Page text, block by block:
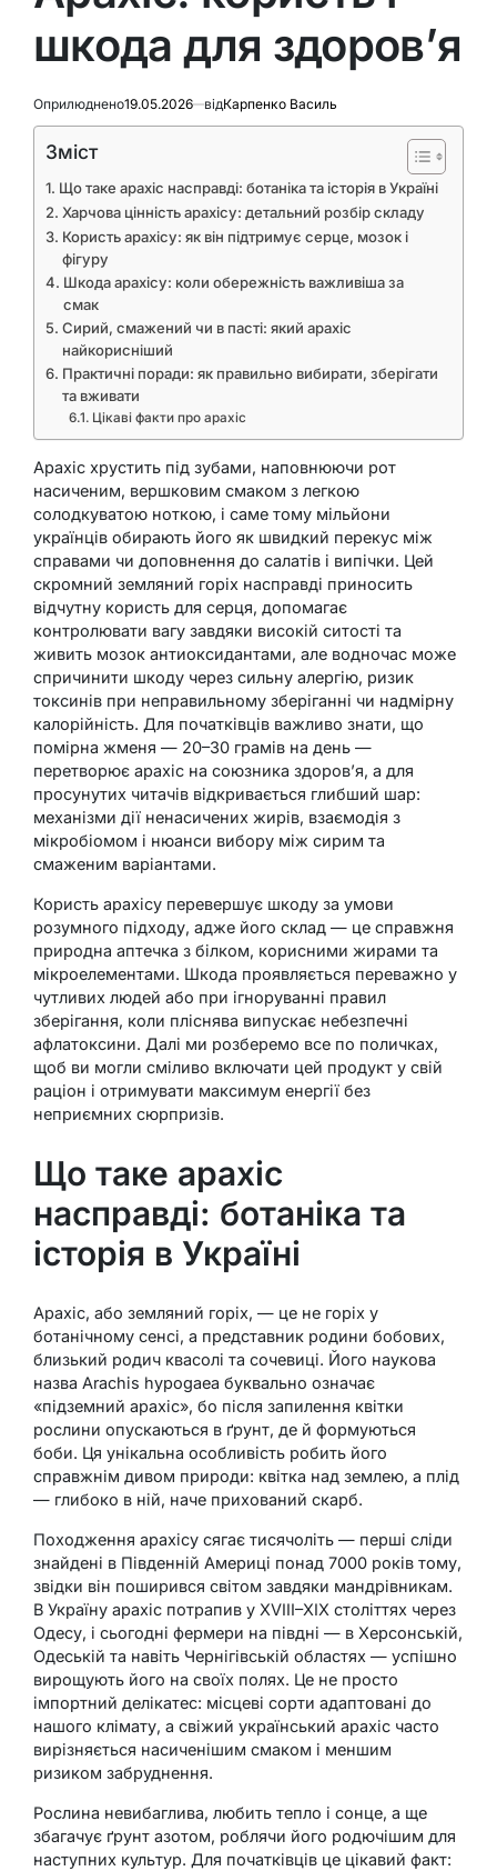
шкода для здоров’я
Оприлюднено19.05.2026 відКарпенко Василь
Зміст
Що таке арахіс насправді: ботаніка та історія в Україні
Харчова цінність арахісу: детальний розбір складу
Користь арахісу: як він підтримує серце, мозок і
фігуру
Шкода арахісу: коли обережність важливіша за
смак
Сирий, смажений чи в пасті: який арахіс
найкорисніший
Практичні поради: як правильно вибирати, зберігати
та вживати
Цікаві факти про арахіс
Арахіс хрустить під зубами, наповнюючи рот
насиченим, вершковим смаком з легкою
солодкуватою ноткою, і саме тому мільйони
українців обирають його як швидкий перекус між
справами чи доповнення до салатів і випічки. Цей
скромний земляний горіх насправді приносить
відчутну користь для серця, допомагає
контролювати вагу завдяки високій ситості та
живить мозок антиоксидантами, але водночас може
спричинити шкоду через сильну алергію, ризик
токсинів при неправильному зберіганні чи надмірну
калорійність. Для початківців важливо знати, що
помірна жменя — 20–30 грамів на день —
перетворює арахіс на союзника здоров’я, а для
просунутих читачів відкривається глибший шар:
механізми дії ненасичених жирів, взаємодія з
мікробіомом і нюанси вибору між сирим та
смаженим варіантами.
Користь арахісу перевершує шкоду за умови
розумного підходу, адже його склад — це справжня
природна аптечка з білком, корисними жирами та
мікроелементами. Шкода проявляється переважно у
чутливих людей або при ігноруванні правил
зберігання, коли пліснява випускає небезпечні
афлатоксини. Далі ми розберемо все по поличках,
щоб ви могли сміливо включати цей продукт у свій
раціон і отримувати максимум енергії без
неприємних сюрпризів.
Що таке арахіс
насправді: ботаніка та
історія в Україні
Арахіс, або земляний горіх, — це не горіх у
ботанічному сенсі, а представник родини бобових,
близький родич квасолі та сочевиці. Його наукова
назва Arachis hypogaea буквально означає
«підземний арахіс», бо після запилення квітки
рослини опускаються в ґрунт, де й формуються
боби. Ця унікальна особливість робить його
справжнім дивом природи: квітка над землею, а плід
— глибоко в ній, наче прихований скарб.
Походження арахісу сягає тисячоліть — перші сліди
знайдені в Південній Америці понад 7000 років тому,
звідки він поширився світом завдяки мандрівникам.
В Україну арахіс потрапив у XVIII–XIX століттях через
Одесу, і сьогодні фермери на півдні — в Херсонській,
Одеській та навіть Чернігівській областях — успішно
вирощують його на своїх полях. Це не просто
імпортний делікатес: місцеві сорти адаптовані до
нашого клімату, а свіжий український арахіс часто
вирізняється насиченішим смаком і меншим
ризиком забруднення.
Рослина невибаглива, любить тепло і сонце, а ще
збагачує ґрунт азотом, роблячи його родючішим для
наступних культур. Для початківців це цікавий факт: